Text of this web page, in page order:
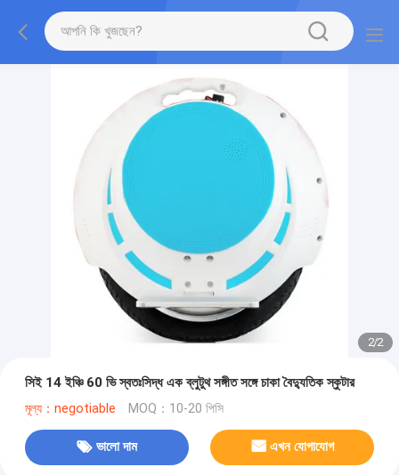
2/2
সিই 14 ইঞ্চি 60 ভি স্বতঃসিদ্ধ এক ব্লুটুথ সঙ্গীত সঙ্গে চাকা বৈদ্যুতিক স্কুটার
মূল্য：negotiable MOQ：10-20 পিসি
ভালো দাম এখন যোগাযোগ